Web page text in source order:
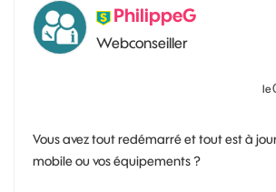
PhilippeG
Webconseiller
le
Vous avez tout redémarré et tout est à
mobile ou vos équipements ?